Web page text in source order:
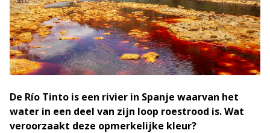
De Río Tinto is een rivier in Spanje waarvan het
water in een deel van zijn loop roestrood is. Wat
veroorzaakt deze opmerkelijke kleur?